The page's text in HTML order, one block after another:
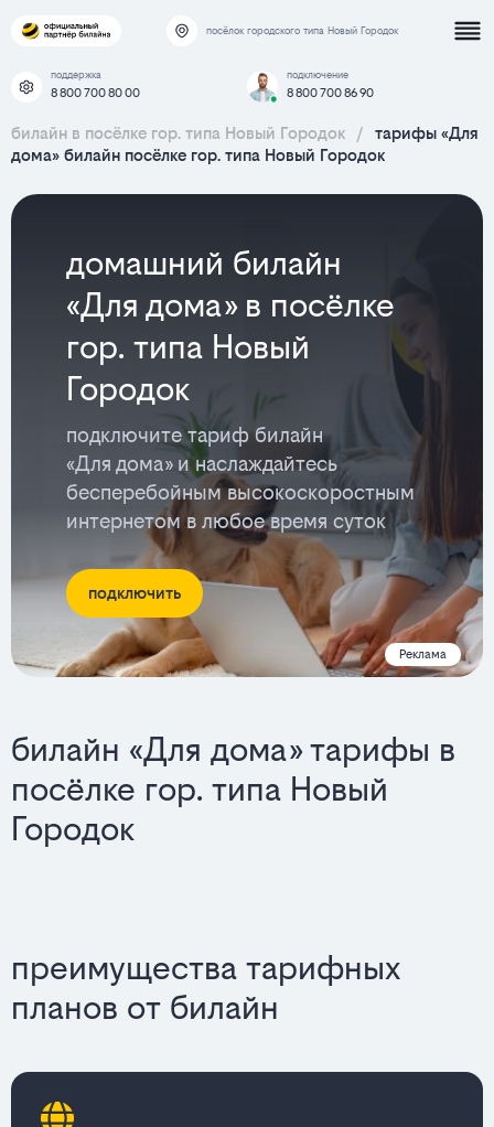
посёлок городского типа Новый Городок
поддержка
8 800 700 80 00
подключение
8 800 700 86 90
билайн в посёлке гор. типа Новый Городок /
тарифы «Для
дома» билайн посёлке гор. типа Новый Городок
домашний билайн
«Для дома» в посёлке
гор. типа Новый
Городок
подключите тариф билайн
«Для дома» и наслаждайтесь
бесперебойным высокоскоростным
интернетом в любое время суток
подключить
Реклама
билайн «Для дома» тарифы в
посёлке гор. типа Новый
Городок
преимущества тарифных
планов от билайн